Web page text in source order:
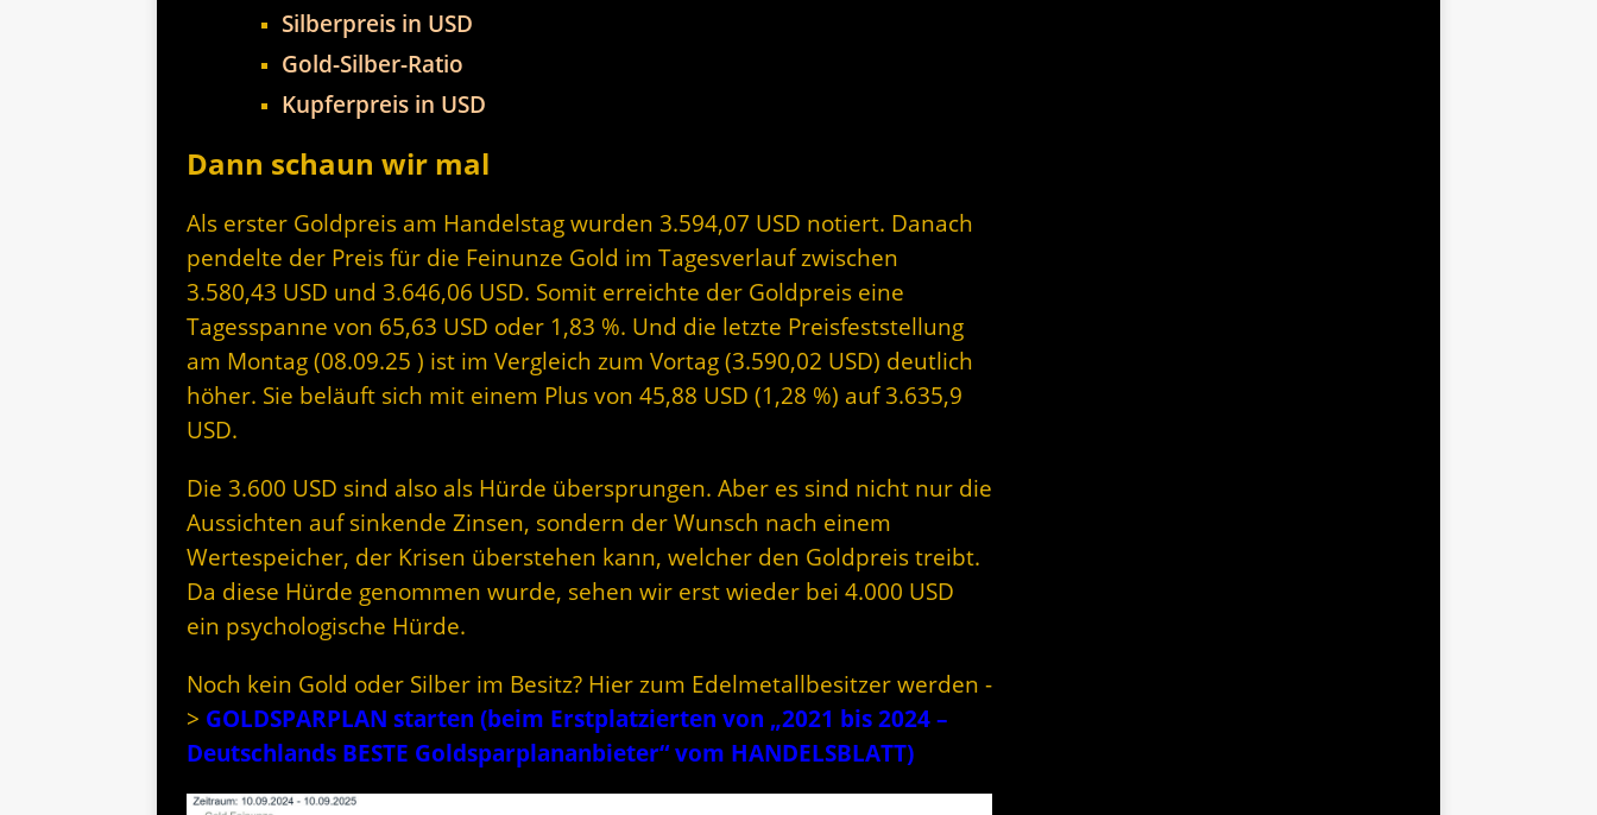
Silberpreis in USD
Gold-Silber-Ratio
Kupferpreis in USD
Dann schaun wir mal
Als erster Goldpreis am Handelstag wurden 3.594,07 USD notiert. Danach
pendelte der Preis für die Feinunze Gold im Tagesverlauf zwischen
3.580,43 USD und 3.646,06 USD. Somit erreichte der Goldpreis eine
Tagesspanne von 65,63 USD oder 1,83 %. Und die letzte Preisfeststellung
am Montag (08.09.25 ) ist im Vergleich zum Vortag (3.590,02 USD) deutlich
höher. Sie beläuft sich mit einem Plus von 45,88 USD (1,28 %) auf 3.635,9
USD.
Die 3.600 USD sind also als Hürde übersprungen. Aber es sind nicht nur die
Aussichten auf sinkende Zinsen, sondern der Wunsch nach einem
Wertespeicher, der Krisen überstehen kann, welcher den Goldpreis treibt.
Da diese Hürde genommen wurde, sehen wir erst wieder bei 4.000 USD
ein psychologische Hürde.
Noch kein Gold oder Silber im Besitz? Hier zum Edelmetallbesitzer werden -
> GOLDSPARPLAN starten (beim Erstplatzierten von „2021 bis 2024 –
Deutschlands BESTE Goldsparplananbieter“ vom HANDELSBLATT)